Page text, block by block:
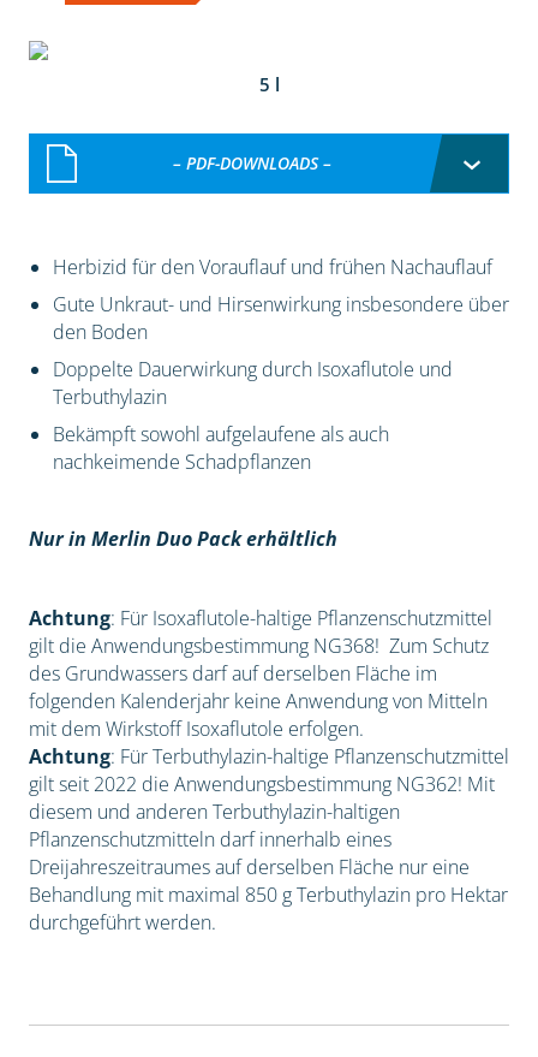
5 l
– PDF-DOWNLOADS –
Herbizid für den Vorauflauf und frühen Nachauflauf
Gute Unkraut- und Hirsenwirkung insbesondere über
den Boden
Doppelte Dauerwirkung durch Isoxaflutole und
Terbuthylazin
Bekämpft sowohl aufgelaufene als auch
nachkeimende Schadpflanzen
Nur in Merlin Duo Pack erhältlich
Achtung: Für Isoxaflutole-haltige Pflanzenschutzmittel
gilt die Anwendungsbestimmung NG368! Zum Schutz
des Grundwassers darf auf derselben Fläche im
folgenden Kalenderjahr keine Anwendung von Mitteln
mit dem Wirkstoff Isoxaflutole erfolgen.
Achtung: Für Terbuthylazin-haltige Pflanzenschutzmittel
gilt seit 2022 die Anwendungsbestimmung NG362! Mit
diesem und anderen Terbuthylazin-haltigen
Pflanzenschutzmitteln darf innerhalb eines
Dreijahreszeitraumes auf derselben Fläche nur eine
Behandlung mit maximal 850 g Terbuthylazin pro Hektar
durchgeführt werden.